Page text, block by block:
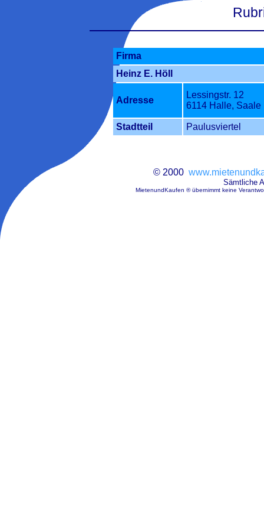
Firma
Heinz E. Höll
Adresse
Lessingstr. 12
6114 Halle, Saale
Stadtteil Paulusviertel
© 2000
Sämtliche
MietenundKaufen ® übernimmt keine